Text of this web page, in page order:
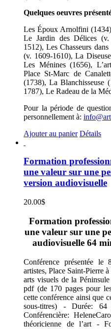
Quelques oeuvres
Les Époux Arnolfini
Le Jardin des Délices
1512), Les Chasseurs
(v. 1609-1610), La
Les Ménines (1656),
Place St-Marc de
(1738), La Blanchisseuse
1787), Le Radeau de la
Pour la période de
personnellement à:
Ajouter au panier Détails
Formation
une valeur sur une
version audiovisuelle
20.00$
Formation
une valeur sur une
audiovisuelle 64
Conférence présentée
artistes, Place Saint-Pierre
arts visuels de la
pdf (de 170 pages pour
cette conférence ainsi que
sous-titres) - Durée:
Conférencière:
théoricienne de l’art -